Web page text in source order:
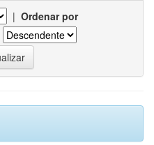
| Ordenar por